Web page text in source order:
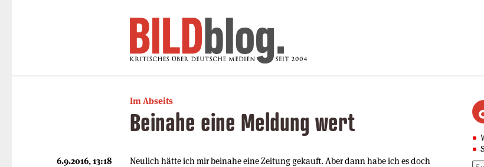
Im Abseits
Beinahe eine Meldung wert
Neulich hätte ich mir beinahe eine Zeitung gekauft. Aber dann habe ich es doch
6.9.2016, 13:18